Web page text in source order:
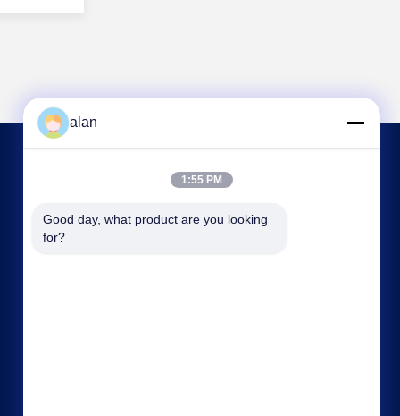
আমাদের সাথে যোগাযোগ
alan@mbascreen.com
alan
1:55 PM
Good day, what product are you looking
for?